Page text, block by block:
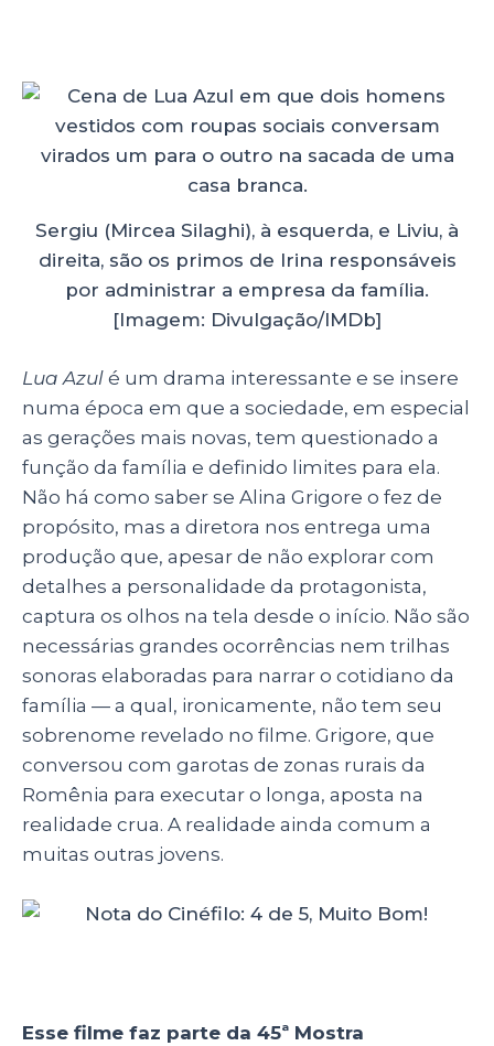
Sergiu (Mircea Silaghi), à esquerda, e Liviu, à
direita, são os primos de Irina responsáveis
por administrar a empresa da família.
[Imagem: Divulgação/IMDb]
Lua Azul é um drama interessante e se insere
numa época em que a sociedade, em especial
as gerações mais novas, tem questionado a
função da família e definido limites para ela.
Não há como saber se Alina Grigore o fez de
propósito, mas a diretora nos entrega uma
produção que, apesar de não explorar com
detalhes a personalidade da protagonista,
captura os olhos na tela desde o início. Não são
necessárias grandes ocorrências nem trilhas
sonoras elaboradas para narrar o cotidiano da
família — a qual, ironicamente, não tem seu
sobrenome revelado no filme. Grigore, que
conversou com garotas de zonas rurais da
Romênia para executar o longa, aposta na
realidade crua. A realidade ainda comum a
muitas outras jovens.
Esse filme faz parte da 45ª Mostra